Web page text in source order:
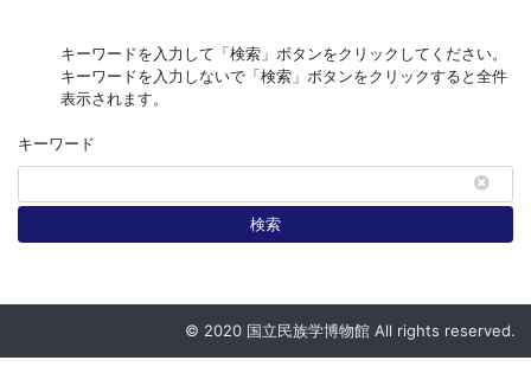
キーワードを入力して「検索」ボタンをクリックしてください。
キーワードを入力しないで「検索」ボタンをクリックすると全件
表示されます。
キーワード
検索
© 2020 国立民族学博物館 All rights reserved.